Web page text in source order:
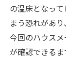
の温床となっ
まう恐れがあ
今回のハウス
が確認できる